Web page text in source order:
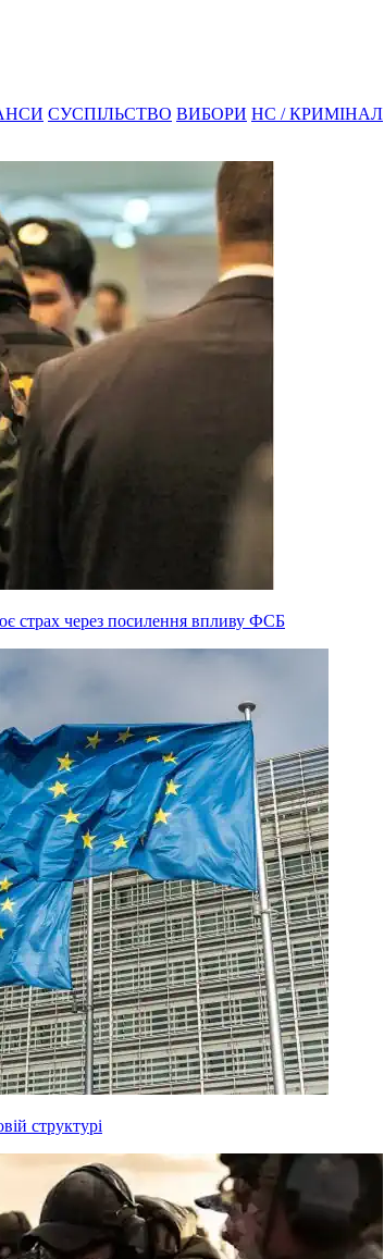
СУСПІЛЬСТВО ВИБОРИ НС / КРИМІНАЛ
страх через посилення впливу ФСБ
структурі